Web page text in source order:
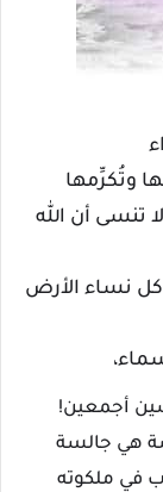
وتُكرِّمها
تنسى أن الله
كل نساء الأرض
أجمعين!
هي جالسة
في ملكوته